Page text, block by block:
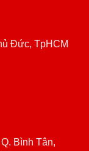
Đức, TpHCM
Bình Tân,